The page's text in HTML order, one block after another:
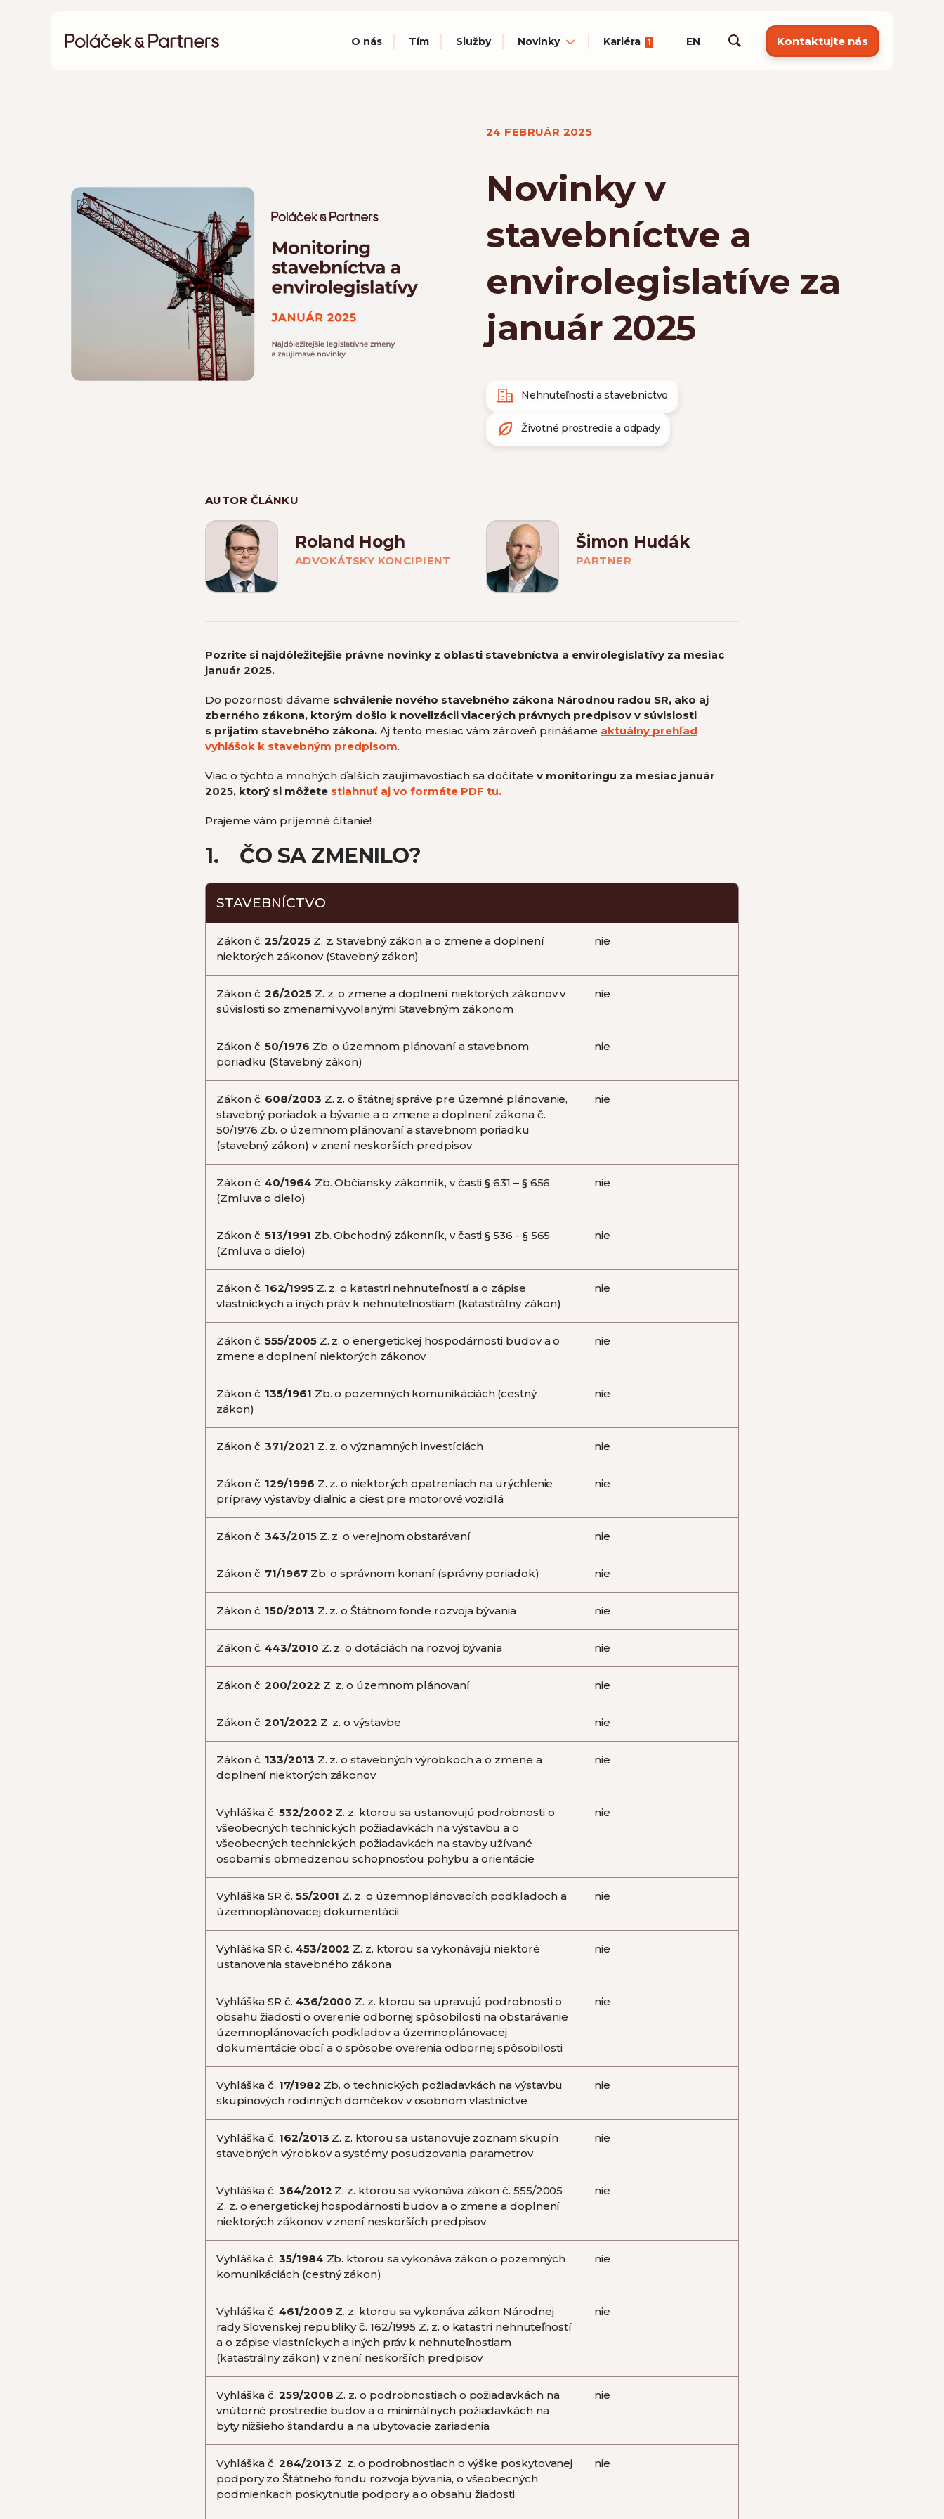
O nás Tím Služby Novinky Kariéra 1 EN Kontaktujte nás
24 FEBRUÁR 2025
Novinky v
stavebníctve a
envirolegislatíve za
január 2025
Nehnuteľnosti a stavebníctvo
Životné prostredie a odpady
AUTOR ČLÁNKU
Roland Hogh
ADVOKÁTSKY KONCIPIENT
Šimon Hudák
PARTNER
Pozrite si najdôležitejšie právne novinky z oblasti stavebníctva a envirolegislatívy za mesiac
január 2025.
Do pozornosti dávame schválenie nového stavebného zákona Národnou radou SR, ako aj
zberného zákona, ktorým došlo k novelizácii viacerých právnych predpisov v súvislosti
s prijatím stavebného zákona. Aj tento mesiac vám zároveň prinášame aktuálny prehľad
vyhlášok k stavebným predpisom.
Viac o týchto a mnohých ďalších zaujímavostiach sa dočítate v monitoringu za mesiac január
2025, ktorý si môžete stiahnuť aj vo formáte PDF tu.
Prajeme vám príjemné čítanie!
1. ČO SA ZMENILO?
STAVEBNÍCTVO
Zákon č.25/2025Z. z. Stavebný zákon a o zmene a doplnení
niektorých zákonov (Stavebný zákon)
nie
Zákon č.26/2025Z. z. o zmene a doplnení niektorých zákonov v
súvislosti so zmenami vyvolanými Stavebným zákonom
nie
Zákon č.50/1976 Zb. o územnom plánovaní a stavebnom
poriadku (Stavebný zákon)
nie
Zákon č. 608/2003 Z. z. o štátnej správe pre územné plánovanie,
stavebný poriadok a bývanie a o zmene a doplnení zákona č.
50/1976 Zb. o územnom plánovaní a stavebnom poriadku
(stavebný zákon) v znení neskorších predpisov
nie
Zákon č.40/1964 Zb. Občiansky zákonník, v časti § 631 – § 656
(Zmluva o dielo)
nie
Zákon č.513/1991 Zb. Obchodný zákonník, v časti § 536 - § 565
(Zmluva o dielo)
nie
Zákon č. 162/1995Z. z. o katastri nehnuteľností a o zápise
vlastníckych a iných práv k nehnuteľnostiam (katastrálny zákon)
nie
Zákon č.555/2005Z. z. o energetickej hospodárnosti budov a o
zmene a doplnení niektorých zákonov
nie
Zákon č. 135/1961 Zb. o pozemných komunikáciách (cestný
zákon)
nie
Zákon č.371/2021 Z. z. o významných investíciách nie
Zákon č. 129/1996 Z. z. o niektorých opatreniach na urýchlenie
prípravy výstavby diaľnic a ciest pre motorové vozidlá
nie
Zákon č.343/2015Z. z. o verejnom obstarávaní nie
Zákon č. 71/1967Zb. o správnom konaní (správny poriadok) nie
Zákon č. 150/2013 Z. z. o Štátnom fonde rozvoja bývania nie
Zákon č.443/2010 Z. z. o dotáciách na rozvoj bývania nie
Zákon č.200/2022 Z. z. o územnom plánovaní nie
Zákon č.201/2022 Z. z. o výstavbe nie
Zákon č. 133/2013 Z. z. o stavebných výrobkoch a o zmene a
doplnení niektorých zákonov
nie
Vyhláška č.532/2002 Z. z. ktorou sa ustanovujú podrobnosti o
všeobecných technických požiadavkách na výstavbu a o
všeobecných technických požiadavkách na stavby užívané
osobami s obmedzenou schopnosťou pohybu a orientácie
nie
Vyhláška SR č. 55/2001 Z. z. o územnoplánovacích podkladoch a
územnoplánovacej dokumentácii
nie
Vyhláška SR č. 453/2002 Z. z. ktorou sa vykonávajú niektoré
ustanovenia stavebného zákona
nie
Vyhláška SR č. 436/2000 Z. z. ktorou sa upravujú podrobnosti o
obsahu žiadosti o overenie odbornej spôsobilosti na obstarávanie
územnoplánovacích podkladov a územnoplánovacej
dokumentácie obcí a o spôsobe overenia odbornej spôsobilosti
nie
Vyhláška č. 17/1982 Zb. o technických požiadavkách na výstavbu
skupinových rodinných domčekov v osobnom vlastníctve
nie
Vyhláška č. 162/2013 Z. z. ktorou sa ustanovuje zoznam skupín
stavebných výrobkov a systémy posudzovania parametrov
nie
Vyhláška č.364/2012 Z. z. ktorou sa vykonáva zákon č. 555/2005
Z. z. o energetickej hospodárnosti budov a o zmene a doplnení
niektorých zákonov v znení neskorších predpisov
nie
Vyhláška č.35/1984 Zb. ktorou sa vykonáva zákon o pozemných
komunikáciách (cestný zákon)
nie
Vyhláška č.461/2009Z. z. ktorou sa vykonáva zákon Národnej
rady Slovenskej republiky č. 162/1995 Z. z. o katastri nehnuteľností
a o zápise vlastníckych a iných práv k nehnuteľnostiam
(katastrálny zákon) v znení neskorších predpisov
nie
Vyhláška č.259/2008 Z. z. o podrobnostiach o požiadavkách na
vnútorné prostredie budov a o minimálnych požiadavkách na
byty nižšieho štandardu a na ubytovacie zariadenia
nie
Vyhláška č.284/2013 Z. z. o podrobnostiach o výške poskytovanej
podpory zo Štátneho fondu rozvoja bývania, o všeobecných
podmienkach poskytnutia podpory a o obsahu žiadosti
nie